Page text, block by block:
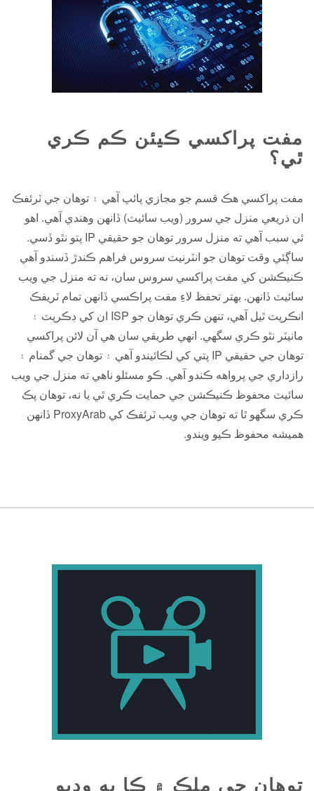
مفت پراکسي ڪيئن ڪم ڪري
ٿي؟
مفت پراکسي هڪ قسم جو مجازي پائپ آهي ۽ توهان جي ٽرئفڪ
ان ذريعي منزل جي سرور (ويب سائيٽ) ڏانهن وهندي آهي. اهو
ئي سبب آهي ته منزل سرور توهان جو حقيقي IP پتو نٿو ڏسي.
ساڳئي وقت توهان جو انٽرنيٽ سروس فراهم ڪندڙ ڏسندو آهي
ڪنيڪشن کي مفت پراکسي سروس سان، نه ته منزل جي ويب
سائيٽ ڏانهن. بهتر تحفظ لاءِ مفت پراڪسي ڏانهن تمام ٽريفڪ
انڪرپٽ ٿيل آهي، تنهن ڪري توهان جو ISP ان کي ڊڪرپٽ ۽
مانيٽر نٿو ڪري سگهي. انهي طريقي سان هي آن لائن پراکسي
توهان جي حقيقي IP پتي کي لڪائيندو آهي ۽ توهان جي گمنام ۽
رازداري جي پرواهه ڪندو آهي. ڪو مسئلو ناهي ته منزل جي ويب
سائيٽ محفوظ ڪنيڪشن جي حمايت ڪري ٿي يا نه، توهان پڪ
ڪري سگهو ٿا ته توهان جي ويب ٽرئفڪ کي ProxyArab ڏانهن
هميشه محفوظ ڪيو ويندو.
توهان جي ملڪ ۾ ڪا به وڊيو